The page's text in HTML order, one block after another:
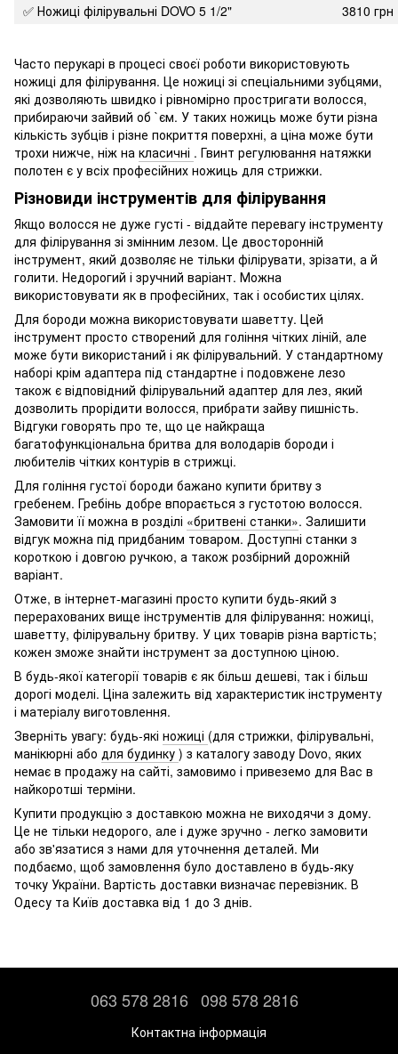
✅ Ножиці філірувальні DOVO 5 1/2"
3810 грн
Часто перукарі в процесі своєї роботи використовують
ножиці для філірування. Це ножиці зі спеціальними зубцями,
які дозволяють швидко і рівномірно простригати волосся,
прибираючи зайвий об `єм. У таких ножиць може бути різна
кількість зубців і різне покриття поверхні, а ціна може бути
трохи нижче, ніж на класичні . Гвинт регулювання натяжки
полотен є у всіх професійних ножиць для стрижки.
Різновиди інструментів для філірування
Якщо волосся не дуже густі - віддайте перевагу інструменту
для філірування зі змінним лезом. Це двосторонній
інструмент, який дозволяє не тільки філірувати, зрізати, а й
голити. Недорогий і зручний варіант. Можна
використовувати як в професійних, так і особистих цілях.
Для бороди можна використовувати шаветту. Цей
інструмент просто створений для гоління чітких ліній, але
може бути використаний і як філірувальний. У стандартному
наборі крім адаптера під стандартне і подовжене лезо
також є відповідний філірувальний адаптер для лез, який
дозволить прорідити волосся, прибрати зайву пишність.
Відгуки говорять про те, що це найкраща
багатофункціональна бритва для володарів бороди і
любителів чітких контурів в стрижці.
Для гоління густої бороди бажано купити бритву з
гребенем. Гребінь добре впорається з густотою волосся.
Замовити її можна в розділі «бритвені станки». Залишити
відгук можна під придбаним товаром. Доступні станки з
короткою і довгою ручкою, а також розбірний дорожній
варіант.
Отже, в інтернет-магазині просто купити будь-який з
перерахованих вище інструментів для філірування: ножиці,
шаветту, філірувальну бритву. У цих товарів різна вартість;
кожен зможе знайти інструмент за доступною ціною.
В будь-якої категорії товарів є як більш дешеві, так і більш
дорогі моделі. Ціна залежить від характеристик інструменту
і матеріалу виготовлення.
Зверніть увагу: будь-які ножиці (для стрижки, філірувальні,
манікюрні або для будинку ) з каталогу заводу Dovo, яких
немає в продажу на сайті, замовимо і привеземо для Вас в
найкоротші терміни.
Купити продукцію з доставкою можна не виходячи з дому.
Це не тільки недорого, але і дуже зручно - легко замовити
або зв'язатися з нами для уточнення деталей. Ми
подбаємо, щоб замовлення було доставлено в будь-яку
точку України. Вартість доставки визначає перевізник. В
Одесу та Київ доставка від 1 до 3 днів.
063 578 2816 098 578 2816
Контактна інформація